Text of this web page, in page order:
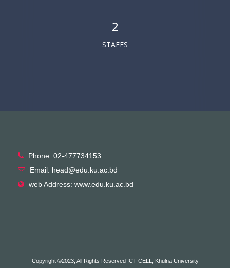
2
STAFFS
Phone: 02-477734153
Email: head@edu.ku.ac.bd
web Address: www.edu.ku.ac.bd
Copyright ©2023, All Rights Reserved ICT CELL, Khulna University